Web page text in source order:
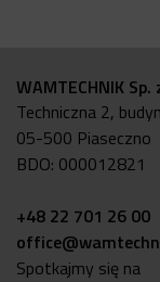
WAMTECHNIK Sp.
Techniczna 2,
05-500 Piaseczno
BDO: 000012821
+48 22 701 26 00
Spotkajmy się na